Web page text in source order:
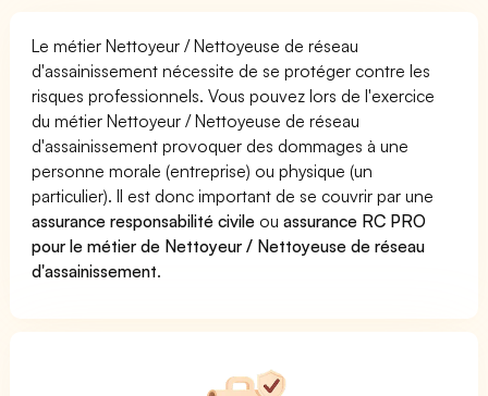
Le métier Nettoyeur / Nettoyeuse de réseau
d'assainissement nécessite de se protéger contre les
risques professionnels. Vous pouvez lors de l'exercice
du métier Nettoyeur / Nettoyeuse de réseau
d'assainissement provoquer des dommages à une
personne morale (entreprise) ou physique (un
particulier). Il est donc important de se couvrir par une
assurance responsabilité civile ouassurance RC PRO
pour le métier de Nettoyeur / Nettoyeuse de réseau
d'assainissement.